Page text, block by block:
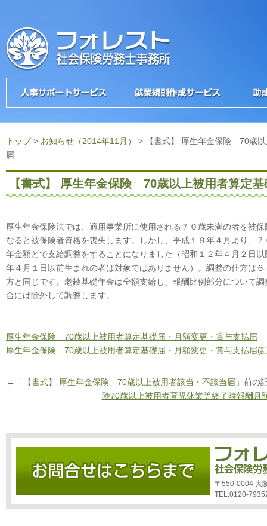
トップ> お知らせ（2014年11月） >
【書式】 厚生年金保険 70歳
届
【書式】 厚生年金保険 70歳以上被用者算定
厚生年金保険法では、適用事業所に使用される７０歳未満の者を被
なると被保険者資格を喪失します。しかし、平成１９年４月より、
年金額とで支給調整をすることになりました（昭和１２年４月２日
年４月１日以前生まれの者は対象ではありません）。調整の仕方は
方と同じです。老齢基礎年金は全額支給し、報酬比例部分について
合には除外して調整します。
厚生年金保険 70歳以上被用者算定基礎届・月額変更・賞与支払届
厚生年金保険 70歳以上被用者算定基礎届・月額変更・賞与支払届(
←「 【書式】 厚生年金保険 70歳以上被用者該当・不該当届 」前
険70歳以上被用者育児休業等終了時報酬月
〒550-0004 大
TEL:0120-